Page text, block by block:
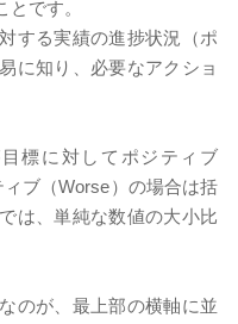
とです。
する実績の進捗状況（ポ
に知り、必要なアクショ
標に対してポジティブ
ィブ（Worse）の場合は括
は、単純な数値の大小比
のが、最上部の横軸に並